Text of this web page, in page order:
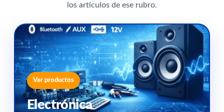
los artículos de ese rubro.
Ver productos
Electrónica